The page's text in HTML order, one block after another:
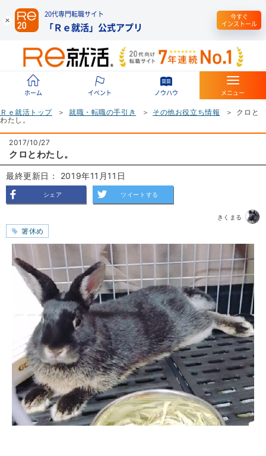
20代専門転職サイト
「Ｒｅ就活」公式アプリ
今すぐ
インストール
ホーム イベント ノウハウ メニュー
Ｒｅ就活トップ 就職・転職の手引き その他お役立ち情報
クロと
わたし。
2017/10/27
クロとわたし。
最終更新日： 2019年11月11日
シェア ツイートする
きくまる
箸休め